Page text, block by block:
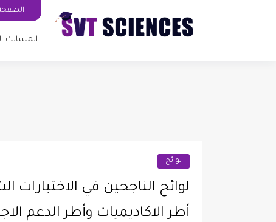
المسالك
لوائح
لوائح الناجحين في
أطر الاكاديميات وأطر الدعم